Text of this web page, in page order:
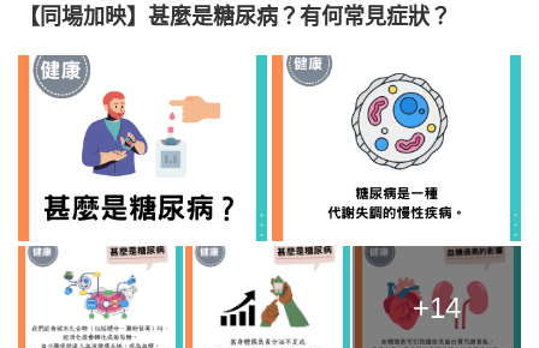
【同場加映】甚麼是糖尿病？有何常見症狀？
+14